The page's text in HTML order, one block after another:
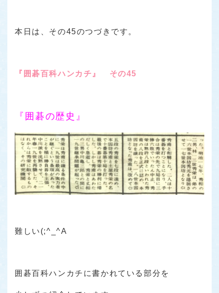
本日は、その45のつづきです。
『囲碁百科ハンカチ』 その45
『囲碁の歴史』
難しい(;^_^A
囲碁百科ハンカチに書かれている部分を